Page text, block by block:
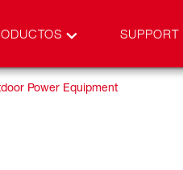
SUPPORT
Power Equipment